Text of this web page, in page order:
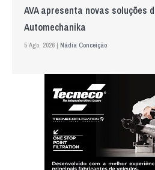
AVA apresenta novas soluções
Automechanika
5 Ago. 2026 | Nádia Conceição